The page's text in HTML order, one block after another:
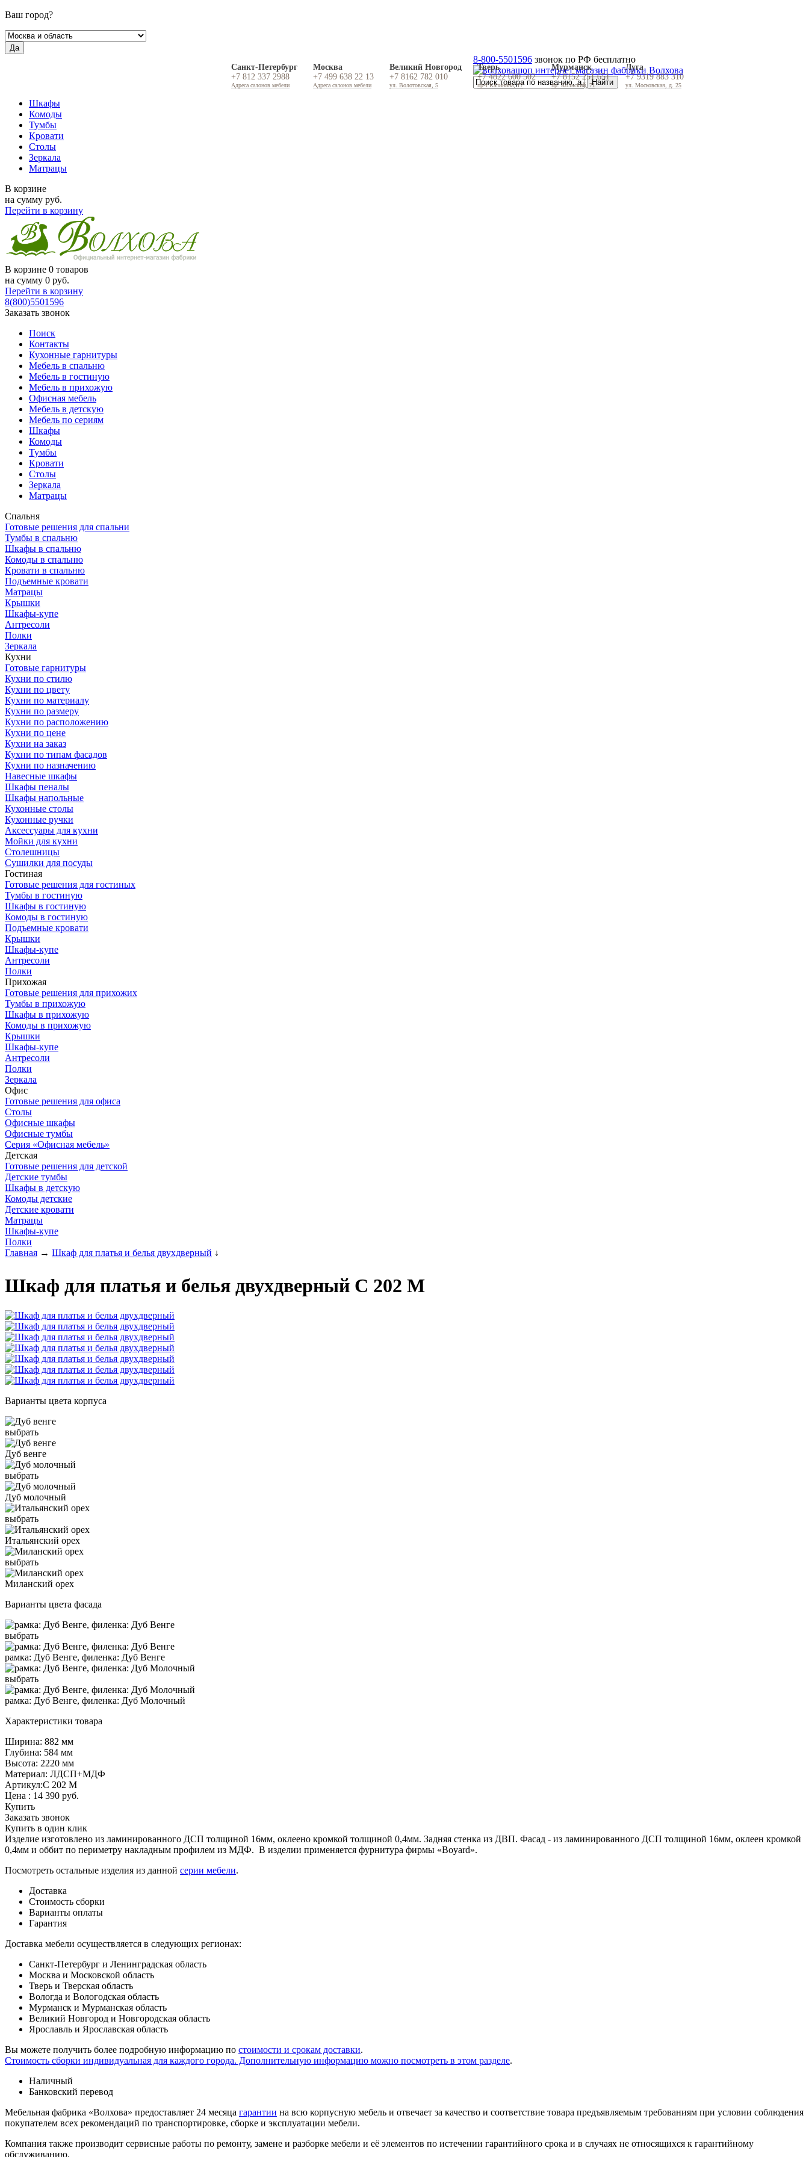
Ваш город?
Да
Санкт-Петербург
+7 812 337 2988
Адреса салонов мебели
Москва
+7 499 638 22 13
Адреса салонов мебели
Великий Новгород
+7 8162 782 010
ул. Волотовская, 5
Тверь
+7 4822 600 502
пр-т Калинина, 17
Мурманск
+7 8152 251 651
пр. Кольский, 71
Луга
+7 9319 883 310
ул. Московская, д. 25
8-800-5501596 звонок по РФ бесплатно
Шкафы
Комоды
Тумбы
Кровати
Столы
Зеркала
Матрацы
В корзине
на сумму руб.
Перейти в корзину
В корзине 0 товаров
на сумму 0 руб.
Перейти в корзину
8(800)5501596
Заказать звонок
Поиск
Контакты
Кухонные гарнитуры
Мебель в спальню
Мебель в гостиную
Мебель в прихожую
Офисная мебель
Мебель в детскую
Мебель по сериям
Шкафы
Комоды
Тумбы
Кровати
Столы
Зеркала
Матрацы
Спальня
Готовые решения для спальни
Тумбы в спальню
Шкафы в спальню
Комоды в спальню
Кровати в спальню
Подъемные кровати
Матрацы
Крышки
Шкафы-купе
Антресоли
Полки
Зеркала
Кухни
Готовые гарнитуры
Кухни по стилю
Кухни по цвету
Кухни по материалу
Кухни по размеру
Кухни по расположению
Кухни по цене
Кухни на заказ
Кухни по типам фасадов
Кухни по назначению
Навесные шкафы
Шкафы пеналы
Шкафы напольные
Кухонные столы
Кухонные ручки
Аксессуары для кухни
Мойки для кухни
Столешницы
Сушилки для посуды
Гостиная
Готовые решения для гостиных
Тумбы в гостиную
Шкафы в гостиную
Комоды в гостиную
Подъемные кровати
Крышки
Шкафы-купе
Антресоли
Полки
Прихожая
Готовые решения для прихожих
Тумбы в прихожую
Шкафы в прихожую
Комоды в прихожую
Крышки
Шкафы-купе
Антресоли
Полки
Зеркала
Офис
Готовые решения для офиса
Столы
Офисные шкафы
Офисные тумбы
Серия «Офисная мебель»
Детская
Готовые решения для детской
Детские тумбы
Шкафы в детскую
Комоды детские
Детские кровати
Матрацы
Шкафы-купе
Полки
Главная → Шкаф для платья и белья двухдверный ↓
Шкаф для платья и белья двухдверный С 202 М
Варианты цвета корпуса
выбрать
Дуб венге
выбрать
Дуб молочный
выбрать
Итальянский орех
выбрать
Миланский орех
Варианты цвета фасада
выбрать
рамка: Дуб Венге, филенка: Дуб Венге
выбрать
рамка: Дуб Венге, филенка: Дуб Молочный
Характеристики товара
Ширина: 882 мм
Глубина: 584 мм
Высота: 2220 мм
Материал: ЛДСП+МДФ
Артикул:С 202 М
Цена : 14 390 руб.
Купить
Заказать звонок
Купить в один клик
Изделие изготовлено из ламинированного ДСП толщиной 16мм, оклеено кромкой толщиной 0,4мм. Задняя стенка из ДВП. Фасад - из ламинированного ДСП толщиной 16мм, оклеен кромкой
0,4мм и оббит по периметру накладным профилем из МДФ. В изделии применяется фурнитура фирмы «Boyard».
Посмотреть остальные изделия из данной серии мебели.
Доставка
Стоимость сборки
Варианты оплаты
Гарантия
Доставка мебели осуществляется в следующих регионах:
Санкт-Петербург и Ленинградская область
Москва и Московской область
Тверь и Тверская область
Вологда и Вологодская область
Мурманск и Мурманская область
Великий Новгород и Новгородская область
Ярославль и Ярославская область
Вы можете получить более подробную информацию по стоимости и срокам доставки.
Стоимость сборки индивидуальная для каждого города. Дополнительную информацию можно посмотреть в этом разделе.
Наличный
Банковский перевод
Мебельная фабрика «Волхова» предоставляет 24 месяца гарантии на всю корпусную мебель и отвечает за качество и соответствие товара предъяв­ляе­мым требованиям при условии соблюдения
покупателем всех рекомендаций по транспорти­ровке, сборке и эксплуатации мебели.
Компания также производит сервисные работы по ремонту, замене и разборке мебели и её элементов по истечении гарантийного срока и в случаях не относящихся к гарантийному
обслуживанию.